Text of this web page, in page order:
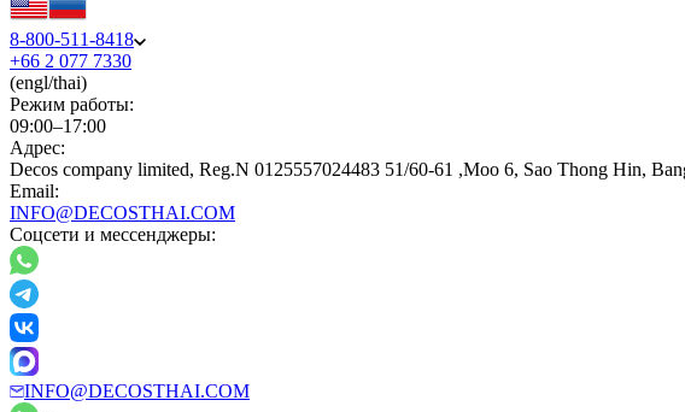
8-800-511-8418
+66 2 077 7330
(engl/thai)
Режим работы:
09:00–17:00
Адрес:
Decos company limited, Reg.N 0125557024483 51/60-61 ,Moo 6, Sao Thong Hin,
Email:
INFO@DECOSTHAI.COM
Соцсети и мессенджеры:
INFO@DECOSTHAI.COM